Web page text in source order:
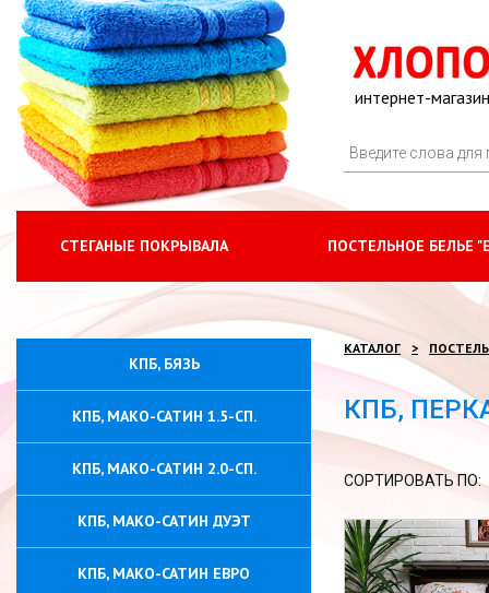
интернет-
СТЕГАНЫЕ ПОКРЫВАЛА ПОСТЕЛЬНОЕ БЕЛЬЕ
КПБ, БЯЗЬ
КПБ, МАКО-САТИН 1.5-СП.
КПБ, МАКО-САТИН 2.0-СП.
КПБ, МАКО-САТИН ДУЭТ
КПБ, МАКО-САТИН ЕВРО
КАТАЛОГ
КПБ,
СОРТИРОВАТЬ ПО: